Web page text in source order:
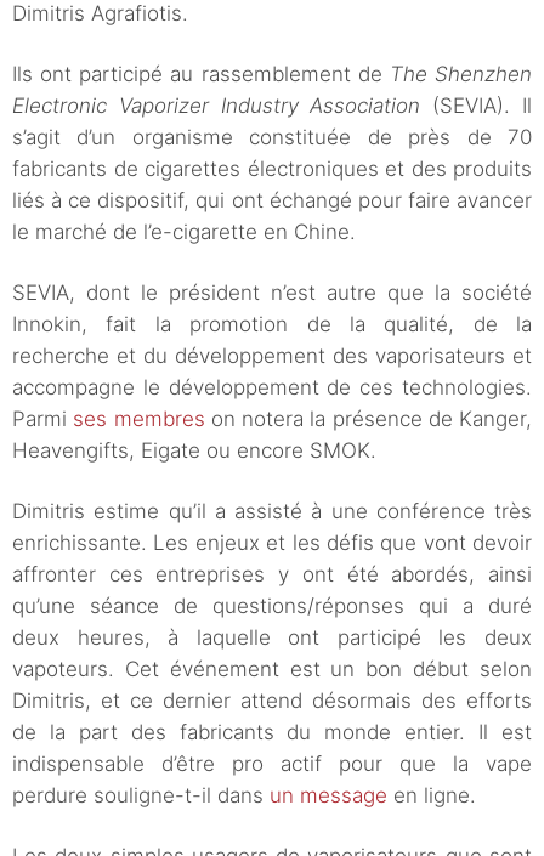
Dimitris Agrafiotis.
Ils ont participé au rassemblement de The Shenzhen
Electronic Vaporizer Industry Association (SEVIA). Il
s’agit d’un organisme constituée de près de 70
fabricants de cigarettes électroniques et des produits
liés à ce dispositif, qui ont échangé pour faire avancer
le marché de l’e-cigarette en Chine.
SEVIA, dont le président n’est autre que la société
Innokin, fait la promotion de la qualité, de la
recherche et du développement des vaporisateurs et
accompagne le développement de ces technologies.
Parmi ses membres on notera la présence de Kanger,
Heavengifts, Eigate ou encore SMOK.
Dimitris estime qu’il a assisté à une conférence très
enrichissante. Les enjeux et les défis que vont devoir
affronter ces entreprises y ont été abordés, ainsi
qu’une séance de questions/réponses qui a duré
deux heures, à laquelle ont participé les deux
vapoteurs. Cet événement est un bon début selon
Dimitris, et ce dernier attend désormais des efforts
de la part des fabricants du monde entier. Il est
indispensable d’être pro actif pour que la vape
perdure souligne-t-il dans un message en ligne.